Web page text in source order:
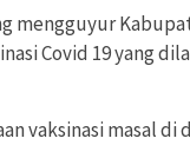
mengguyur
Covid 19 yang
vaksinasi masal